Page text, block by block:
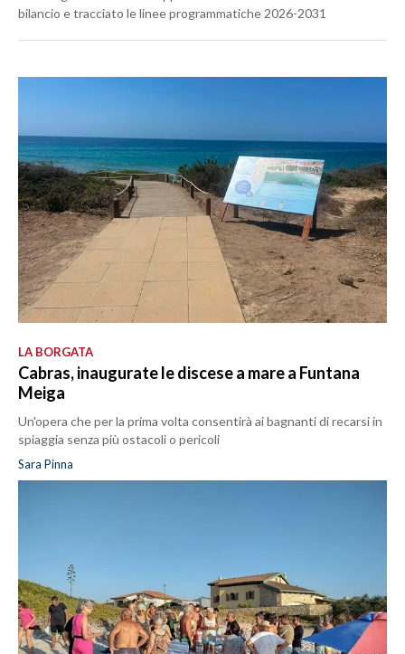
bilancio e tracciato le linee programmatiche 2026-2031
LA BORGATA
Cabras, inaugurate le discese a mare a Funtana
Meiga
Un'opera che per la prima volta consentirà ai bagnanti di recarsi in
spiaggia senza più ostacoli o pericoli
Sara Pinna